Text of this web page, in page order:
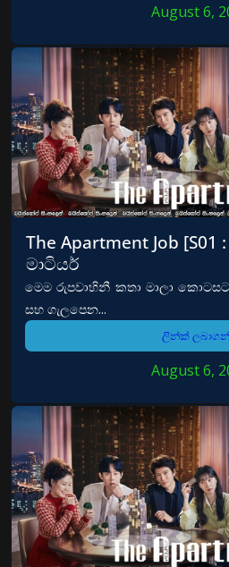
August 6,
The Apartment Job
මාටියර්
මෙම රුපවාහිනී කතා මාලා
සහ ගැලපෙන...
ලින්ක්
August 6,